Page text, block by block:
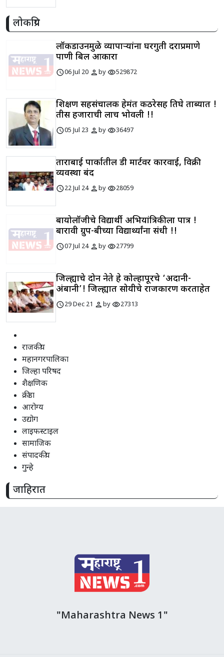
लोकप्रिय
लॉकडाउनमुळे व्यापाऱ्यांना घरगुती दराप्रमाणे
पाणी बिल आकारा
schedule06 Jul 20 personbyvisibility529872
शिक्षण सहसंचालक हेमंत कठरेसह तिघे ताब्यात !
तीस हजाराची लाच भोवली !!
schedule05 Jul 23 personbyvisibility36497
ताराबाई पार्कातील डी मार्टवर कारवाई, विक्री
व्यवस्था बंद
schedule22 Jul 24 personbyvisibility28059
बायोलॉजीचे विद्यार्थी अभियांत्रिकीला पात्र !
बारावी ग्रुप-बीच्या विद्यार्थ्यांना संधी !!
schedule07 Jul 24 personbyvisibility27799
जिल्ह्याचे दोन नेते हे कोल्हापूरचे ‘अदानी-
अंबानी’! जिल्ह्यात सोयीचे राजकारण करताहेत
schedule29 Dec 21 personbyvisibility27313
राजकीय
महानगरपालिका
जिल्हा परिषद
शैक्षणिक
क्रीडा
आरोग्य
उद्योग
लाइफस्टाइल
सामाजिक
संपादकीय
गुन्हे
जाहिरात
"Maharashtra News 1"